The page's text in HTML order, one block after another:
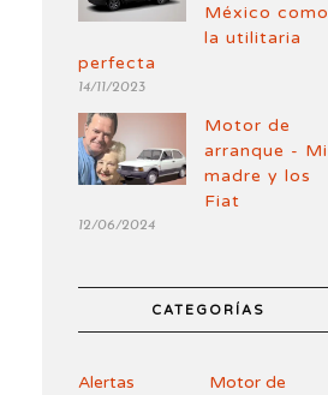
México como
la utilitaria
perfecta
14/11/2023
Motor de
arranque - Mi
madre y los
Fiat
12/06/2024
CATEGORÍAS
Alertas
Motor de